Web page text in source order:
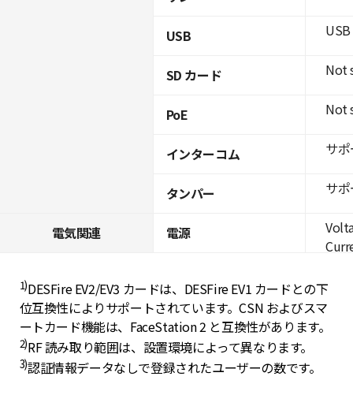
USB
SD カード
PoE
インターコム
タンパー
電気関連 電源
Not
Not
サ
サ
1)DESFire EV2/EV3 カードは、DESFire EV1 カードとの下
位互換性によりサポートされています。CSN およびスマ
ートカード機能は、FaceStation 2 と互換性があります。
2)RF 読み取り範囲は、設置環境によって異なります。
3)認証情報データなしで登録されたユーザーの数です。